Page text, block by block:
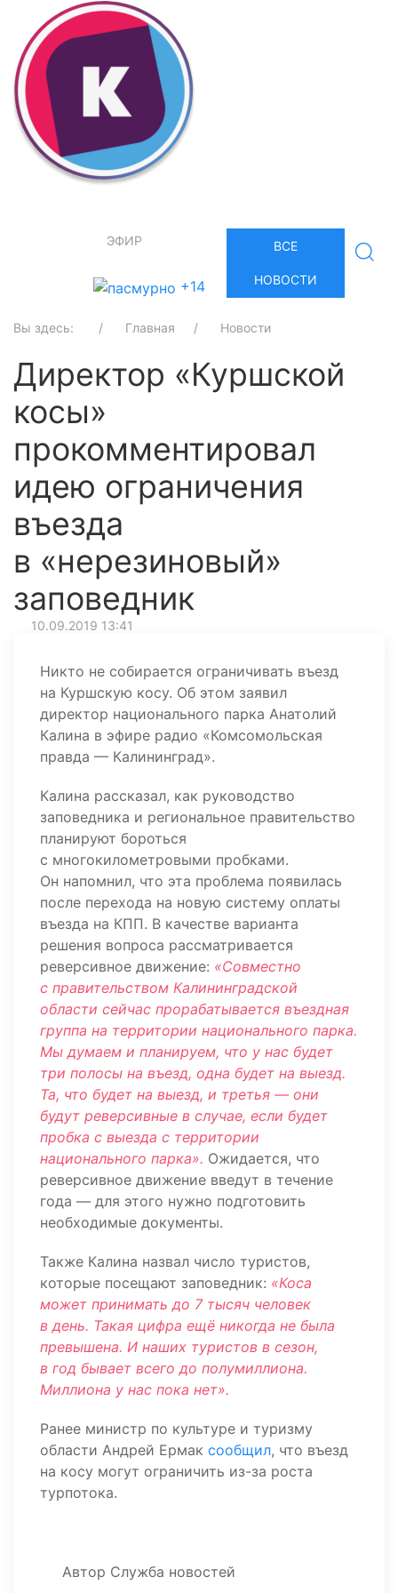
ЭФИР
+14
ВСЕ
НОВОСТИ
Вы здесь: Главная Новости
Директор «Куршской
косы»
прокомментировал
идею ограничения
въезда
в «нерезиновый»
заповедник
10.09.2019 13:41
Никто не собирается ограничивать въезд
на Куршскую косу. Об этом заявил
директор национального парка Анатолий
Калина в эфире радио «Комсомольская
правда — Калининград».
Калина рассказал, как руководство
заповедника и региональное правительство
планируют бороться
с многокилометровыми пробками.
Он напомнил, что эта проблема появилась
после перехода на новую систему оплаты
въезда на КПП. В качестве варианта
решения вопроса рассматривается
реверсивное движение: «Совместно
с правительством Калининградской
области сейчас прорабатывается въездная
группа на территории национального парка.
Мы думаем и планируем, что у нас будет
три полосы на въезд, одна будет на выезд.
Та, что будет на выезд, и третья — они
будут реверсивные в случае, если будет
пробка с выезда с территории
национального парка». Ожидается, что
реверсивное движение введут в течение
года — для этого нужно подготовить
необходимые документы.
Также Калина назвал число туристов,
которые посещают заповедник: «Коса
может принимать до 7 тысяч человек
в день. Такая цифра ещё никогда не была
превышена. И наших туристов в сезон,
в год бывает всего до полумиллиона.
Миллиона у нас пока нет».
Ранее министр по культуре и туризму
области Андрей Ермак сообщил, что въезд
на косу могут ограничить из-за роста
турпотока.
Автор Служба новостей